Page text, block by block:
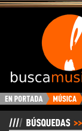
BuscaMusica.es